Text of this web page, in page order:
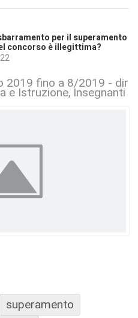
per il superamento
concorso è illegittima?
2019 fino a 8/2019 -
e Istruzione Insegnanti
superamento